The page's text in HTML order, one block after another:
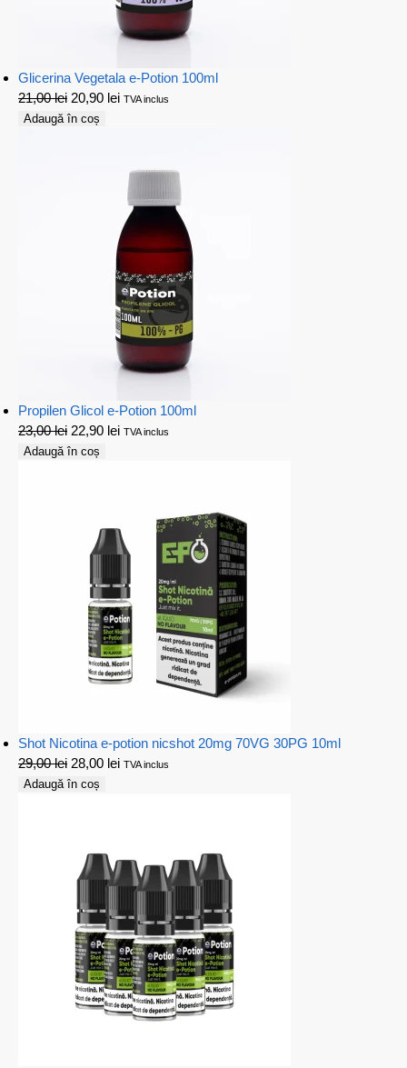
Glicerina Vegetala e-Potion 100ml
21,00lei 20,90 lei TVA inclus
Adaugă în coș
Propilen Glicol e-Potion 100ml
23,00lei 22,90 lei TVA inclus
Adaugă în coș
Shot Nicotina e-potion nicshot 20mg 70VG 30PG 10ml
29,00lei 28,00 lei TVA inclus
Adaugă în coș